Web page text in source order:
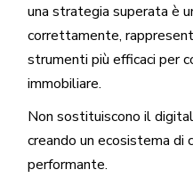
una strategia superata è
correttamente,
strumenti più efficaci per
immobiliare.
Non sostituiscono il
creando un ecosistema di
performante.